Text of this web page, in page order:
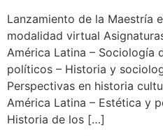
Lanzamiento de la Maestría
modalidad virtual
América Latina – Sociología
políticos – Historia y
Perspectivas en historia
América Latina – Estética y
Historia de los […]